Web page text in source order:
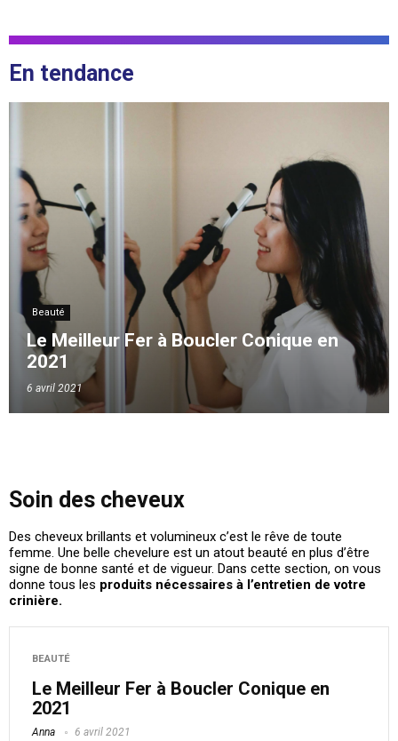
En tendance
Beauté
Le Meilleur Fer à Boucler Conique en
2021
6 avril 2021
Soin des cheveux
Des cheveux brillants et volumineux c’est le rêve de toute
femme. Une belle chevelure est un atout beauté en plus d’être
signe de bonne santé et de vigueur. Dans cette section, on vous
donne tous les produits nécessaires à l’entretien de votre
crinière.
BEAUTÉ
Le Meilleur Fer à Boucler Conique en
2021
Anna 6 avril 2021